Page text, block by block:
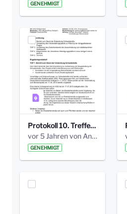
GENEHMIGT
Protokoll 10. Treffen 20150720 AG Bismarckplatz.pdf
vor 5 Jahren von Anni Schlumberger
GENEHMIGT